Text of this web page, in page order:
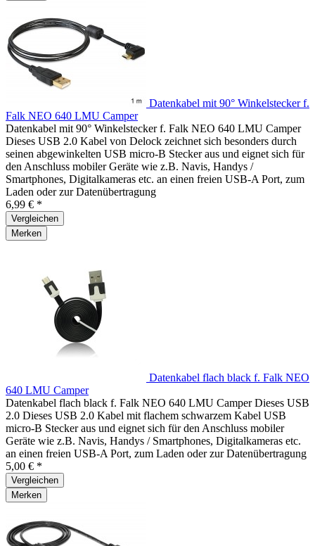
Datenkabel mit 90° Winkelstecker f.
Falk NEO 640 LMU Camper
Datenkabel mit 90° Winkelstecker f. Falk NEO 640 LMU Camper
Dieses USB 2.0 Kabel von Delock zeichnet sich besonders durch
seinen abgewinkelten USB micro-B Stecker aus und eignet sich für
den Anschluss mobiler Geräte wie z.B. Navis, Handys /
Smartphones, Digitalkameras etc. an einen freien USB-A Port, zum
Laden oder zur Datenübertragung
6,99 € *
Vergleichen
Merken
Datenkabel flach black f. Falk NEO
640 LMU Camper
Datenkabel flach black f. Falk NEO 640 LMU Camper Dieses USB
2.0 Dieses USB 2.0 Kabel mit flachem schwarzem Kabel USB
micro-B Stecker aus und eignet sich für den Anschluss mobiler
Geräte wie z.B. Navis, Handys / Smartphones, Digitalkameras etc.
an einen freien USB-A Port, zum Laden oder zur Datenübertragung
5,00 € *
Vergleichen
Merken